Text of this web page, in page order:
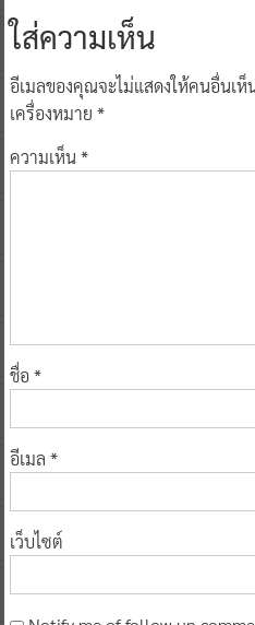
ใส่ความเห็น
อีเมลของคุณจะไม่แสดงให้คนอื่นเห็
เครื่องหมาย *
ความเห็น*
ชื่อ *
อีเมล *
เว็บไซต์